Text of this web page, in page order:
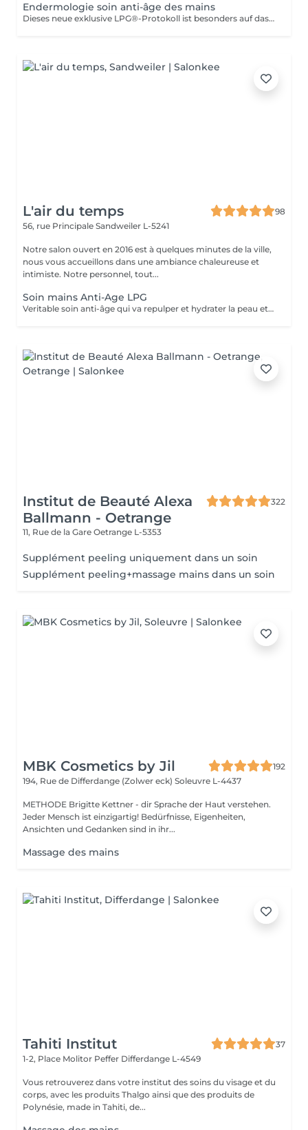
Endermologie soin anti-âge des mains
Dieses neue exklusive LPG®-Protokoll ist besonders auf das Wohlbefinden der Verbraucher bedacht und stellt eine Allianz aus Technik dar, die auf der patentierten Technologie des CelluM6 Alliance®-Geräts und der Sensorik für eine sofortige und dauerhafte Wirkung auf den Körper basiert. Und dies dank einer Reihe von Manövern, die sowohl vom Alliance®-Behandlungskopf, dem Auflegen einer Maske als auch von den Händen des Behandlers ausgeführt werden
L'air du temps
98
56, rue Principale Sandweiler L-5241
Notre salon ouvert en 2016 est à quelques minutes de la ville,
nous vous accueillons dans une ambiance chaleureuse et
intimiste. Notre personnel, tout...
Soin mains Anti-Age LPG
Veritable soin anti-âge qui va repulper et hydrater la peau et atténuer les taches. Nettoyage, gommage, massage mécanique, gants avec principes actifs. Les mains sont toujours exposées à l'air et sont sujettes à un vieillissement plus rapides de la peau.NOUS AVONS LA DERNIERE MACHINE LPG DE 2025 LPG INFINITY, ENCORE PLUS DE RESULTAT
Institut de Beauté Alexa
Ballmann - Oetrange
322
11, Rue de la Gare Oetrange L-5353
Supplément peeling uniquement dans un soin
Supplément peeling+massage mains dans un soin
MBK Cosmetics by Jil
192
194, Rue de Differdange (Zolwer eck) Soleuvre L-4437
METHODE Brigitte Kettner - dir Sprache der Haut verstehen.
Jeder Mensch ist einzigartig! Bedürfnisse, Eigenheiten,
Ansichten und Gedanken sind in ihr...
Massage des mains
Tahiti Institut
37
1-2, Place Molitor Peffer Differdange L-4549
Vous retrouverez dans votre institut des soins du visage et du
corps, avec les produits Thalgo ainsi que des produits de
Polynésie, made in Tahiti, de...